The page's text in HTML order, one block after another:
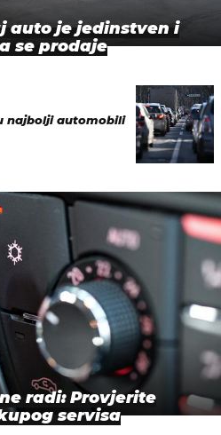
auto je jedinstven i
se prodaje
najbolji automobili
radi: Provjerite
servisa